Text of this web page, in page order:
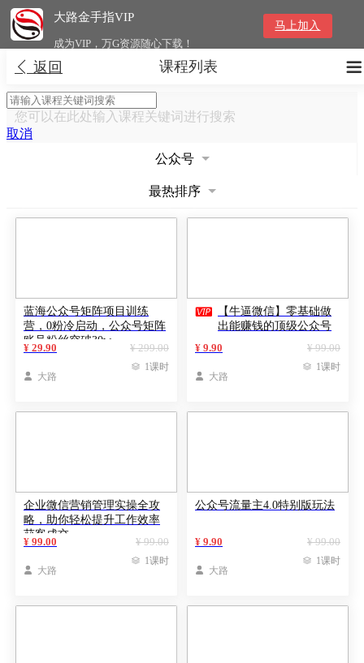
大路金手指VIP
成为VIP，万G资源随心下载！
马上加入
 返回 
课程列表
您可以在此处输入课程关键词进行搜索
取消
公众号
最热排序
蓝海公众号矩阵项目训练
营，0粉冷启动，公众号矩阵
账号粉丝突破30w
¥ 299.00
¥ 29.90
 大路
 1课时

【牛逼微信】零基础做
出能赚钱的顶级公众号
¥ 99.00
¥ 9.90
 大路
 1课时
企业微信营销管理实操全攻
略，助你轻松提升工作效率
获客成交
¥ 99.00
¥ 99.00
 大路
 1课时
公众号流量主4.0特别版玩法
¥ 99.00
¥ 9.90
 大路
 1课时